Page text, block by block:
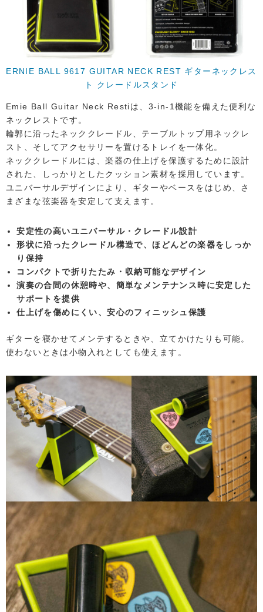
ERNIE BALL 9617 GUITAR NECK REST ギターネックレス
ト クレードルスタンド
Emie Ball Guitar Neck Restiは、3-in-1機能を備えた便利な
ネックレストです。
輪郭に沿ったネッククレードル、テーブルトップ用ネックレ
スト、そしてアクセサリーを置けるトレイを一体化。
ネッククレードルには、楽器の仕上げを保護するために設計
された、しっかりとしたクッション素材を採用しています。
ユニバーサルデザインにより、ギターやベースをはじめ、さ
まざまな弦楽器を安定して支えます。
安定性の高いユニバーサル・クレードル設計
形状に沿ったクレードル構造で、ほどんどの楽器をしっか
り保持
コンパクトで折りたたみ・収納可能なデザイン
演奏の合間の休憩時や、簡単なメンテナンス時に安定した
サポートを提供
仕上げを傷めにくい、安心のフィニッシュ保護
ギターを寝かせてメンテするときや、立てかけたりも可能。
使わないときは小物入れとしても使えます。